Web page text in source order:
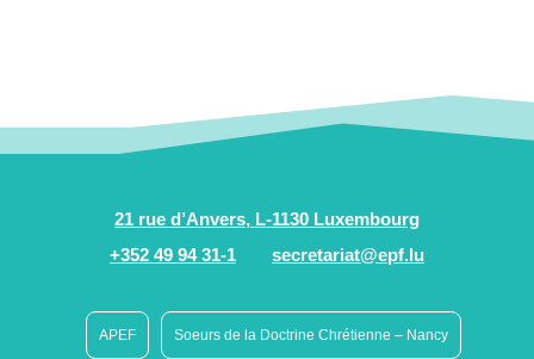
21 rue d’Anvers, L-1130 Luxembourg
+352 49 94 31-1
secretariat@epf.lu
APEF Soeurs de la Doctrine Chrétienne – Nancy